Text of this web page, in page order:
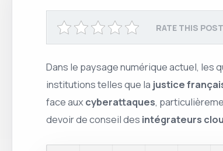
RATE THIS POST
Dans le paysage numérique actuel, les
institutions telles que la justice
face auxcyberattaques,
devoir de conseil des intégrateurs